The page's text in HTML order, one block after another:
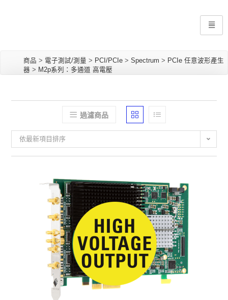
商品 > 電子測試/測量 > PCI/PCIe> Spectrum > PCIe 任意波形產生
器 > M2p系列：多通道 高電壓
過濾商品
依最新項目排序